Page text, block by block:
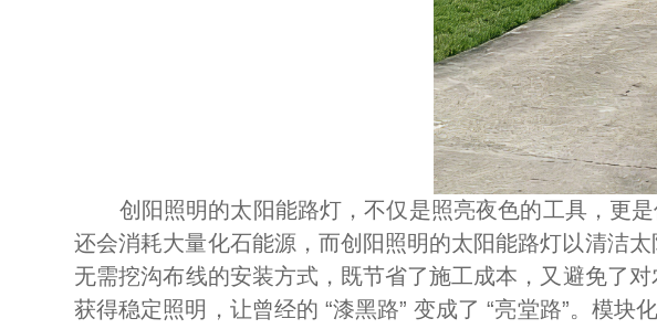
创阳照明的太阳能路灯，不仅是照亮夜色的工具，更是
还会消耗大量化石能源，而创阳照明的太阳能路灯以清洁
无需挖沟布线的安装方式，既节省了施工成本，又避免了
获得稳定照明，让曾经的 “漆黑路” 变成了 “亮堂路”。模